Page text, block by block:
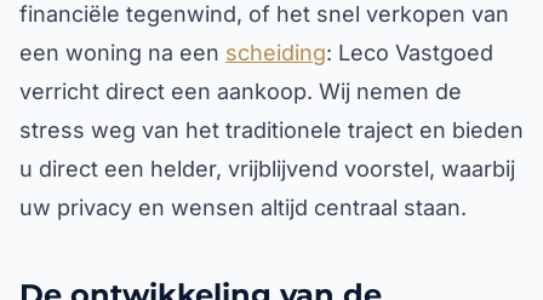
financiële tegenwind, of het snel verkopen van
een woning na een scheiding: Leco Vastgoed
verricht direct een aankoop. Wij nemen de
stress weg van het traditionele traject en bieden
u direct een helder, vrijblijvend voorstel, waarbij
uw privacy en wensen altijd centraal staan.